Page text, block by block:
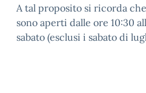
A tal proposito si ricorda
sono aperti dalle ore 10:30
sabato (esclusi i sabato di